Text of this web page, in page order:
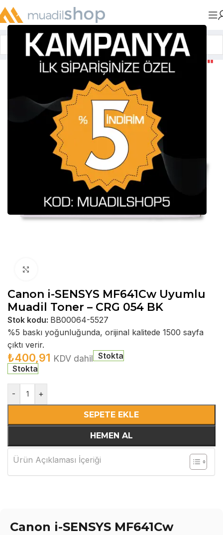
Anasayfa»Muadil Tonerler
Canon i-SENSYS MF641Cw Uyumlu
Muadil Toner – CRG 054 BK
Stok kodu: BB00064-5527
%5 baskı yoğunluğunda, orijinal kalitede 1500 sayfa
çıktı verir.
₺400,91 KDV dahil Stokta
Stokta
- +
SEPETE EKLE
HEMEN AL
Ürün Açıklaması İçeriği
Canon i-SENSYS MF641Cw